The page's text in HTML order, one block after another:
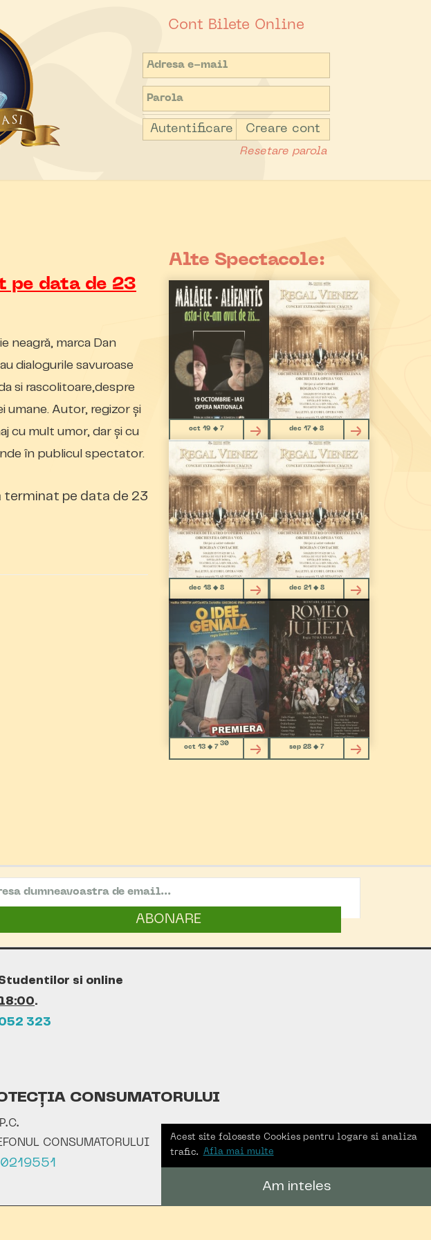
Acest site foloseste Cookies pentru logare si analiza
trafic.
Afla mai multe
Am inteles
Cont Bilete Online
Autentificare Creare cont
Resetare parola
data de 23
neagră, marca Dan
dialogurile savuroase
si rascolitoare,despre
umane. Autor, regizor și
cu mult umor, dar și cu
în publicul spectator.
terminat pe data de 23
Alte Spectacole:
oct 19 ◆ 7 dec 17 ◆ 8
dec 18 ◆ 8 dec 21 ◆ 8
oct 13 ◆ 7 30 sep 28 ◆ 7
ABONARE
si online
.
323
CONSUMATORULUI
CONSUMATORULUI
0219551